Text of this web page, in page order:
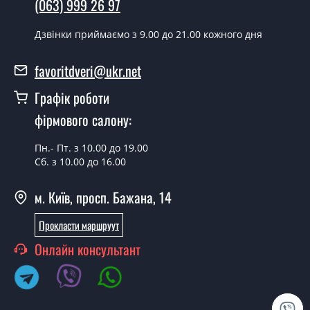
Вартість встановлення дверей Mekonom - від 1600
Mekonom?
У той самий день протягом кількох годин, за умови
наявності їх на складі, чи наступного дня.
Чи можна на сьогодні викликати
замірника?
Так можна.
У вас є в наявності готові металеві
Так, ми маємо великий асортимент готових металевих
дверей.
Яка вартість найдешевших металевих
(063) 999 26 97
Дзвінки приймаємо з 9.00 до 21.00 кожного дня
favoritdveri@ukr.net
Графік роботи
фірмового салону:
Пн.- Пт. з 10.00 до 19.00
Сб. з 10.00 до 16.00
м. Київ, просп. Бажана, 14
Прокласти маршруут
Онлайн консультант